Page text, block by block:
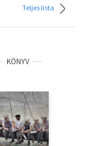
Teljes lista
KÖNYV